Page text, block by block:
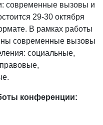
современные вызовы и
29-30 октября
В рамках работы
современные вызовы
социальные,
конференции: